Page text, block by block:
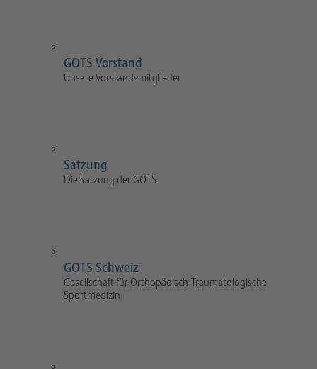
GOTS Vorstand
Unsere Vorstandsmitglieder
Satzung
Die Satzung der GOTS
GOTS Schweiz
Gesellschaft für Orthopädisch-Traumatologische
Sportmedizin